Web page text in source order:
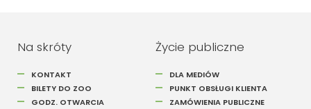
Na skróty
KONTAKT
BILETY DO ZOO
GODZ. OTWARCIA
Życie publiczne
DLA MEDIÓW
PUNKT OBSŁUGI KLIENTA
ZAMÓWIENIA PUBLICZNE